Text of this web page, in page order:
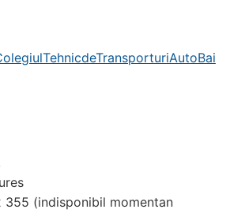
(indisponibil momentan